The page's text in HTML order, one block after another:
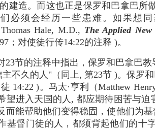
建造。而这也正是保罗和巴拿巴所
必须会经历一些患难。如果想
Thomas Hale, M.D., The Applied New
；对使徒行传14:22的注释 )。
23节的注释中指出，保罗和巴拿巴
不久的人"（同上, 第23节 )。保罗
14:22 )。马太·亨利（Matthew
望进入天国的人, 都应期待困苦与
能帮助他们变得稳固，使他们为
基督门徒的人，都须背起他们的十